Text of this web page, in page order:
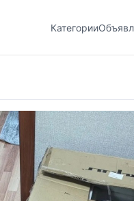
Категории